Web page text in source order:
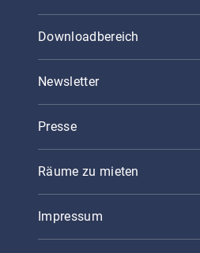
Downloadbereich
Newsletter
Presse
Räume zu mieten
Impressum